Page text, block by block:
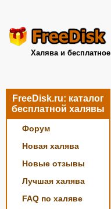
Халява и бесплатное
FreeDisk.ru: каталог
бесплатной халявы
Форум
Новая халява
Новые отзывы
Лучшая халява
FAQ по халяве